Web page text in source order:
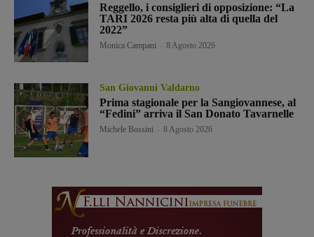
Reggello, i consiglieri di opposizione: “La
TARI 2026 resta più alta di quella del
2022”
Monica Campani 8 Agosto 2026
San Giovanni Valdarno
Prima stagionale per la Sangiovannese, al
“Fedini” arriva il San Donato Tavarnelle
Michele Bossini 8 Agosto 2026